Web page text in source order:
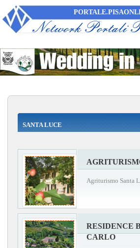
SANTA LUCE
Agriturismo Santa
RESIDENCE
CARLO